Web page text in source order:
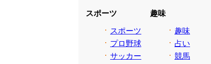
スポーツ
スポーツ
プロ野球
サッカー
趣味
趣味
占い
競馬